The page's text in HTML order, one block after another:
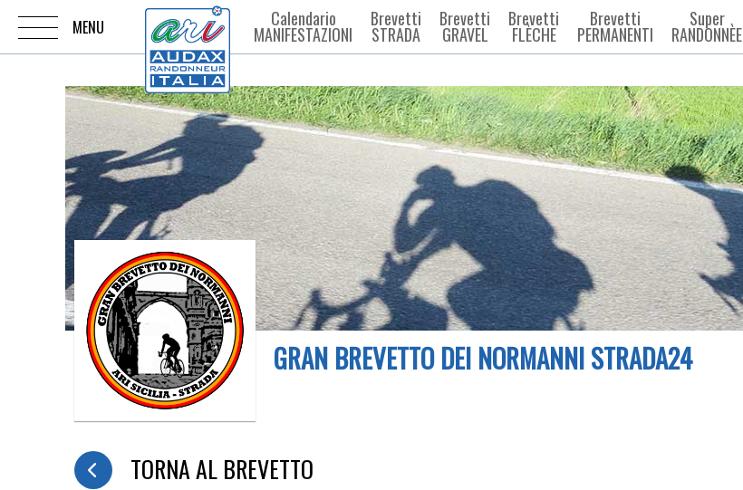
Calendario
MANIFESTAZIONI
Brevetti
STRADA
Brevetti
GRAVEL
Brevetti
FLÈCHE
Brevetti
PERMANENTI
Super
RANDONNÈE
GRAN BREVETTO DEI NORMANNI STRADA24
TORNA AL BREVETTO